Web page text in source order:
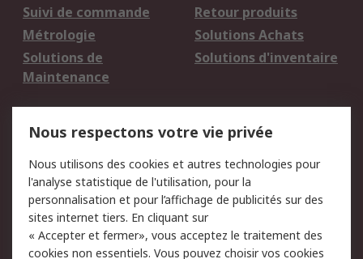
Suivi de commande
Retour produits
Métrologie
Solutions Achats
Solutions de
Maintenance
Solutions d'inventaire
du site
Politique de protection
des données - Mise à
jour
Sécurité des E-mails
Conditions générales Politique anti-
Nous respectons votre vie privée
Nous utilisons des cookies et autres technologies pour
l'analyse statistique de l'utilisation, pour la
personnalisation et pour l’affichage de publicités sur des
sites internet tiers. En cliquant sur
« Accepter et fermer», vous acceptez le traitement des
cookies non essentiels. Vous pouvez choisir vos cookies